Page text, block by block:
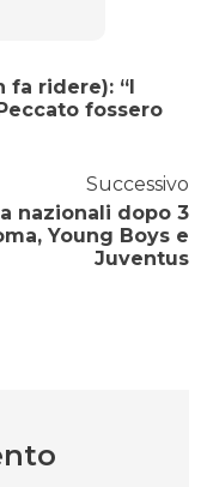
fa ridere): “I
fossero
Successivo
nazionali dopo 3
Young Boys e
Juventus